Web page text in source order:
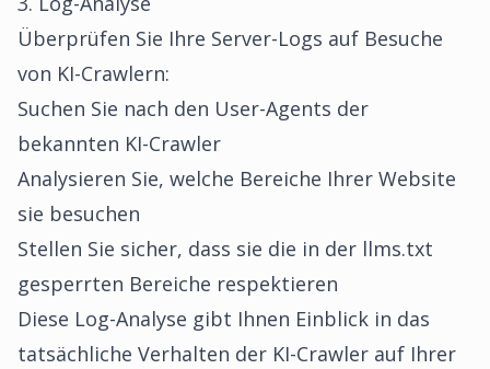
Überprüfen Sie Ihre Server-Logs auf Besuche
von KI-Crawlern:
Suchen Sie nach den User-Agents der
bekannten KI-Crawler
Analysieren Sie, welche Bereiche Ihrer Website
sie besuchen
Stellen Sie sicher, dass sie die in der llms.txt
gesperrten Bereiche respektieren
Diese Log-Analyse gibt Ihnen Einblick in das
tatsächliche Verhalten der KI-Crawler auf Ihrer